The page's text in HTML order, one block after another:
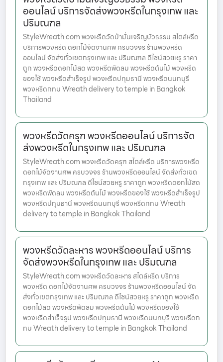
ออนไลน์ บริการจัดส่งพวงหรีดในกรุงเทพ และ
ปริมณฑล
StyleWreath.com พวงหรีดวัดป่ามั่นเจริญบัวธรรม สไตล์หรีด
บริการพวงหรีด ดอกไม้จัดงานศพ ครบวงจร ร้านพวงหรีด
ออนไลน์ จัดส่งทั่วเขตกรุงเทพ และ ปริมณฑล ดีไซน์สวยหรู ราคา
ถูก พวงหรีดดอกไม้สด พวงหรีดพัดลม พวงหรีดต้นไม้ พวงหรีด
ของใช้ พวงหรีดสำเร็จรูป พวงหรีดปทุมธานี พวงหรีดนนทบุรี
พวงหรีดกทม Wreath delivery to temple in Bangkok
Thailand
พวงหรีดวัดครุฑ พวงหรีดออนไลน์ บริการจัด
ส่งพวงหรีดในกรุงเทพ และ ปริมณฑล
StyleWreath.com พวงหรีดวัดครุฑ สไตล์หรีด บริการพวงหรีด
ดอกไม้จัดงานศพ ครบวงจร ร้านพวงหรีดออนไลน์ จัดส่งทั่วเขต
กรุงเทพ และ ปริมณฑล ดีไซน์สวยหรู ราคาถูก พวงหรีดดอกไม้สด
พวงหรีดพัดลม พวงหรีดต้นไม้ พวงหรีดของใช้ พวงหรีดสำเร็จรูป
พวงหรีดปทุมธานี พวงหรีดนนทบุรี พวงหรีดกทม Wreath
delivery to temple in Bangkok Thailand
พวงหรีดวัดละหาร พวงหรีดออนไลน์ บริการ
จัดส่งพวงหรีดในกรุงเทพ และ ปริมณฑล
StyleWreath.com พวงหรีดวัดละหาร สไตล์หรีด บริการ
พวงหรีด ดอกไม้จัดงานศพ ครบวงจร ร้านพวงหรีดออนไลน์ จัด
ส่งทั่วเขตกรุงเทพ และ ปริมณฑล ดีไซน์สวยหรู ราคาถูก พวงหรีด
ดอกไม้สด พวงหรีดพัดลม พวงหรีดต้นไม้ พวงหรีดของใช้
พวงหรีดสำเร็จรูป พวงหรีดปทุมธานี พวงหรีดนนทบุรี พวงหรีดก
ทม Wreath delivery to temple in Bangkok Thailand